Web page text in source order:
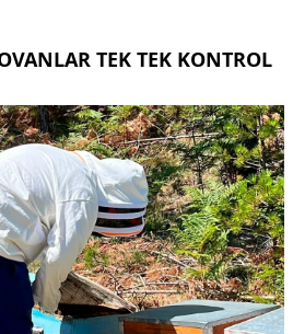
TEK TEK KONTROL